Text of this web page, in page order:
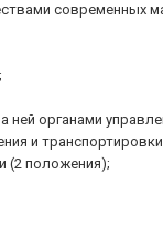
современных
органами
и
(2 положения);